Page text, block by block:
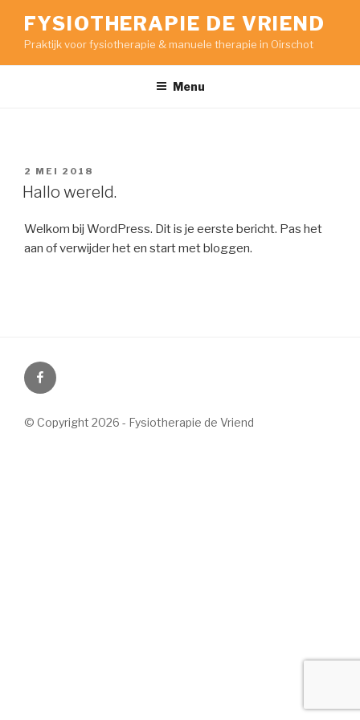
inhoud
FYSIOTHERAPIE DE VRIEND
Praktijk voor fysiotherapie & manuele therapie in Oirschot
Menu
GEPLAATST
OP
2 MEI 2018
Hallo wereld.
Welkom bij WordPress. Dit is je eerste bericht. Pas het
aan of verwijder het en start met bloggen.
Facebook
© Copyright 2026 - Fysiotherapie de Vriend